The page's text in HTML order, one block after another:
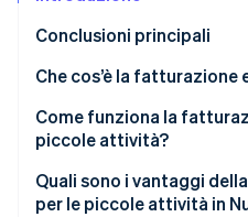
Rimozione del carbonio
Identity
Conclusioni principali
Che cos’è la
Come funziona la
piccole attività?
Quali sono i vantaggi
per le piccole attività in